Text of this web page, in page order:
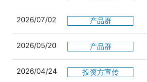
2026/07/02 产品群
2026/05/20 产品群
2026/04/24 投资方宣传